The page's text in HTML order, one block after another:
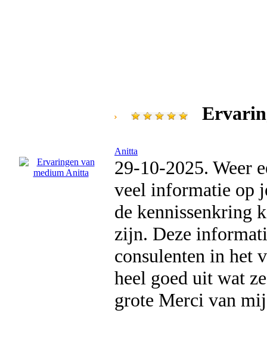
Anitta
29-10-2025. Weer
veel informatie op
de kennissenkring
zijn. Deze
consulenten in het
heel goed uit wat
grote Merci van